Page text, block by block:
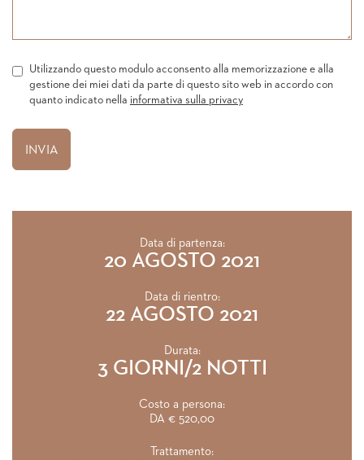
Utilizzando questo modulo acconsento alla memorizzazione e alla
gestione dei miei dati da parte di questo sito web in accordo con
quanto indicato nella informativa sulla privacy
Data di partenza:
20 AGOSTO 2021
Data di rientro:
22 AGOSTO 2021
Durata:
3 GIORNI/2 NOTTI
Costo a persona:
DA € 520,00
Trattamento: